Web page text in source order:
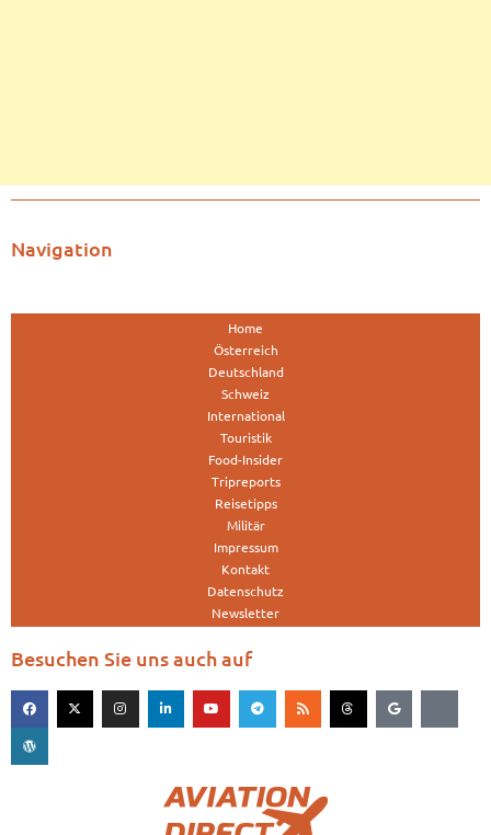
Navigation
Home
Österreich
Deutschland
Schweiz
International
Touristik
Food-Insider
Tripreports
Reisetipps
Militär
Impressum
Kontakt
Datenschutz
Newsletter
Besuchen Sie uns auch auf